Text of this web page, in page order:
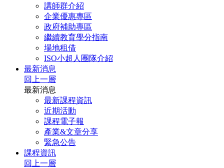
講師群介紹
企業優惠專區
政府補助專區
繼續教育學分指南
場地租借
ISO小超人團隊介紹
最新消息
回上一層
最新消息
最新課程資訊
近期活動
課程電子報
產業&文章分享
緊急公告
課程資訊
回上一層